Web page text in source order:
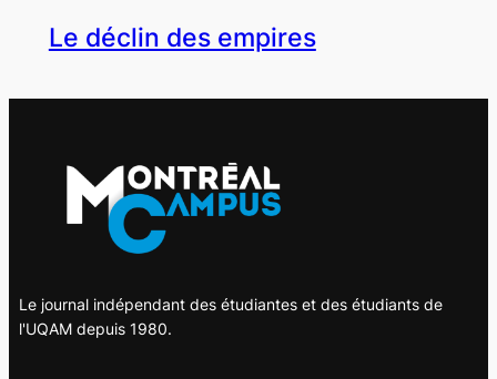
Le déclin des empires
Le journal indépendant des étudiantes et des étudiants de
l'UQAM depuis 1980.